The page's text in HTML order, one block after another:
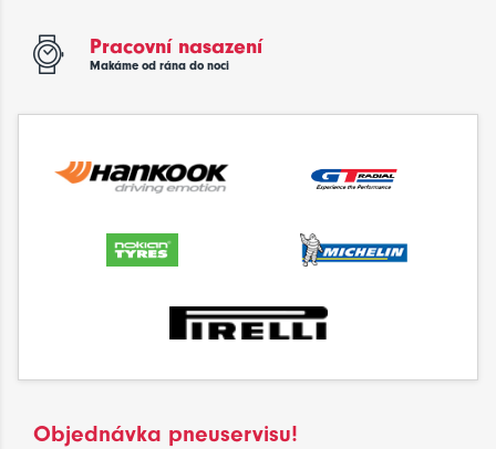
Pracovní nasazení
Makáme od rána do noci
Objednávka pneuservisu!